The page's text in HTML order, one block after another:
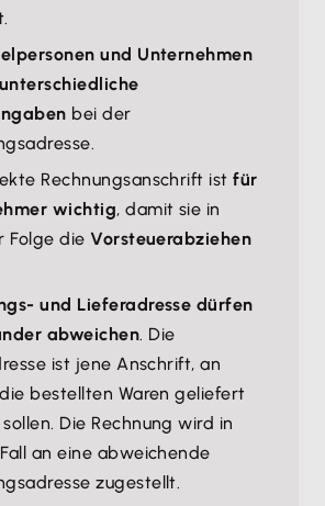
und Unternehmen
bei der
Rechnungsanschrift istfür
wichtig, damit sie in
Folge die Vorsteuerabziehen
und Lieferadresse dürfen
abweichen. Die
ist jene Anschrift, an
bestellten Waren geliefert
Die Rechnung wird in
an eine abweichende
zugestellt.